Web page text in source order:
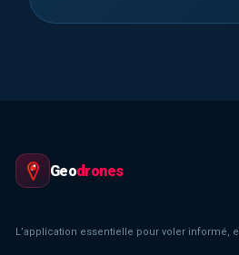
Geodrones
L’application essentielle pour voler informé,